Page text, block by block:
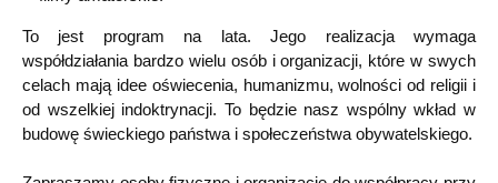
To jest program na lata. Jego realizacja wymaga
współdziałania bardzo wielu osób i organizacji, które w swych
celach mają idee oświecenia, humanizmu, wolności od religii i
od wszelkiej indoktrynacji. To będzie nasz wspólny wkład w
budowę świeckiego państwa i społeczeństwa obywatelskiego.